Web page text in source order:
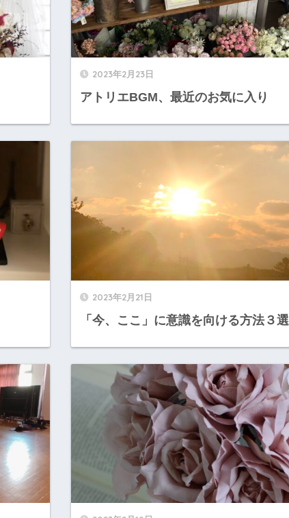
2023年2月23日
アトリエBGM、最近のお気に入り
2023年2月21日
「今、ここ」に意識を向ける方法３選